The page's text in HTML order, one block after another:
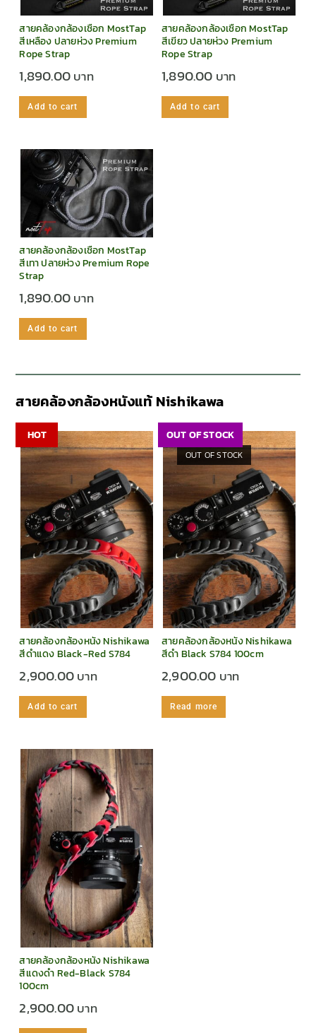
สายคล้องกล้องเชือก MostTap
สีเหลือง ปลายห่วง Premium
Rope Strap
1,890.00
Add to cart
สายคล้องกล้องเชือก MostTap
สีเขียว ปลายห่วง Premium
Rope Strap
1,890.00
Add to cart
สายคล้องกล้องเชือก MostTap
สีเทา ปลายห่วง Premium Rope
Strap
1,890.00
Add to cart
สายคล้องกล้องหนังแท้ Nishikawa
HOT
สายคล้องกล้องหนัง Nishikawa
สีดำแดง Black-Red S784
2,900.00
Add to cart
OUT OF STOCK
OUT OF STOCK
สายคล้องกล้องหนัง Nishikawa
สีดำ Black S784 100cm
2,900.00
Read more
สายคล้องกล้องหนัง Nishikawa
สีแดงดำ Red-Black S784
100cm
2,900.00